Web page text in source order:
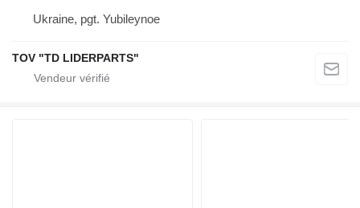
Ukraine, pgt. Yubileynoe
TOV "TD LIDERPARTS"